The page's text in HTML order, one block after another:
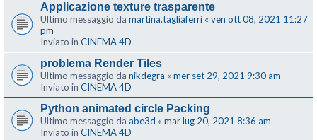
Applicazione texture trasparente
Ultimo messaggio da martina.tagliaferri « ven ott 08, 2021 11:27
pm
Inviato in CINEMA 4D
problema Render Tiles
Ultimo messaggio da nikdegra « mer set 29, 2021 9:30 am
Inviato in CINEMA 4D
Python animated circle Packing
Ultimo messaggio da abe3d « mar lug 20, 2021 8:36 am
Inviato in CINEMA 4D